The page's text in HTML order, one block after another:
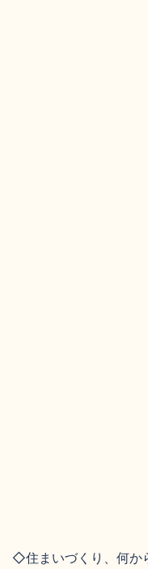
◇住まいづくり、何か